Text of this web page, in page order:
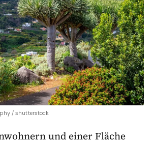
/ shutterstock
und einer Fläche